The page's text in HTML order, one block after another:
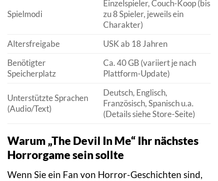
Spielmodi
Einzelspieler, Couch-Koop (bis
zu 8 Spieler, jeweils ein
Charakter)
Altersfreigabe
USK ab 18 Jahren
Benötigter
Speicherplatz
Ca. 40 GB (variiert je nach
Plattform-Update)
Unterstützte Sprachen
(Audio/Text)
Deutsch, Englisch,
Französisch, Spanisch u.a.
(Details siehe Store-Seite)
Warum „The Devil In Me“ Ihr nächstes
Horrorgame sein sollte
Wenn Sie ein Fan von Horror-Geschichten sind,